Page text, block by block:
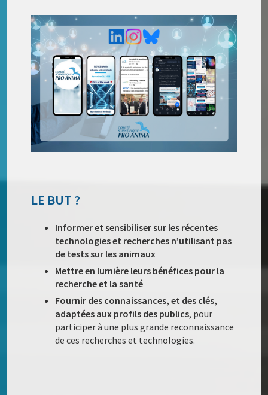
LE BUT ?
Informer et sensibiliser sur les récentes
technologies et recherches n’utilisant pas
de tests sur les animaux
Mettre en lumière leurs bénéfices pour la
recherche et la santé
Fournir des connaissances, et des clés,
adaptées aux profils des publics, pour
participer à une plus grande reconnaissance
de ces recherches et technologies.